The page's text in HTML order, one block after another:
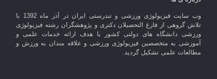
وب سایت فیزیولوژی ورزشی و تندرستی ایران در آذر ماه 1392 با
تلاش گروهی از فارغ التحصیلان دکتری و پژوهشگران رشته فیزیولوژی
ورزشی دانشگاه های دولتی کشور با هدف ارائه خدمات علمی و
آموزشی به متخصصین فیزیولوژی ورزشی و علاقه مندان به ورزش و
مطالعات علمی تشکیل گردید.